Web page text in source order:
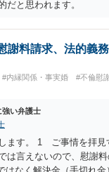
だと思われます。
謝料請求、法的義
#内縁関係・事実婚 #不倫慰
強い弁護士
ます。 1 ご事情を拝見
は言えないので、慰謝
なく解決金（手切れ金